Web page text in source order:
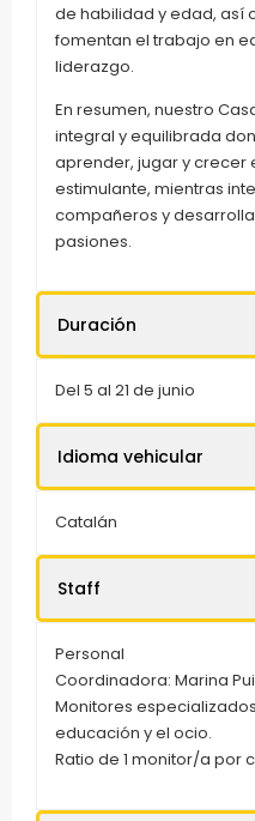
de habilidad y edad, así
fomentan el trabajo en
liderazgo.
En resumen, nuestro
integral y equilibrada
aprender, jugar y crecer
estimulante, mientras
compañeros y
pasiones.
Duración
Del 5 al 21 de junio
Idioma vehicular
Catalán
Staff
Personal
Coordinadora: Marina
Monitores
educación y el ocio.
Ratio de 1 monitor/a por